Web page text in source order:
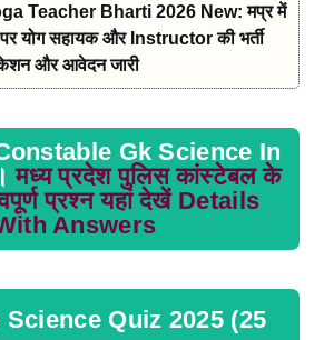
Teacher Bharti 2026 New: मप्र में
योग सहायक और Instructor की भर्ती
और आवेदन जारी
Gk Science In
मध्य प्रदेश पुलिस कांस्टेबल के
प्रश्न यहां देखें Details
Answers
Quiz 2025 (25